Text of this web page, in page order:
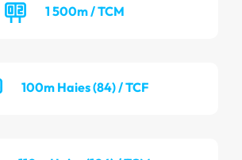
1 500m / TCM
100m Haies (84) / TCF